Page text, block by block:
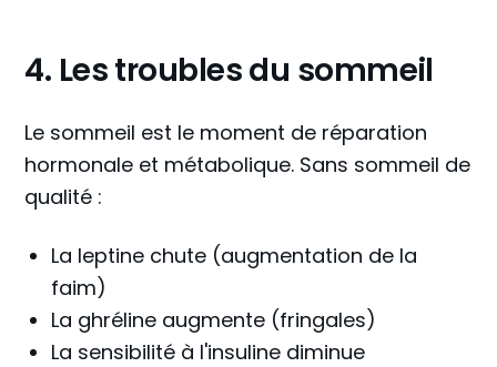
4. Les troubles du sommeil
Le sommeil est le moment de réparation
hormonale et métabolique. Sans sommeil de
qualité :
La leptine chute (augmentation de la
faim)
La ghréline augmente (fringales)
La sensibilité à l'insuline diminue